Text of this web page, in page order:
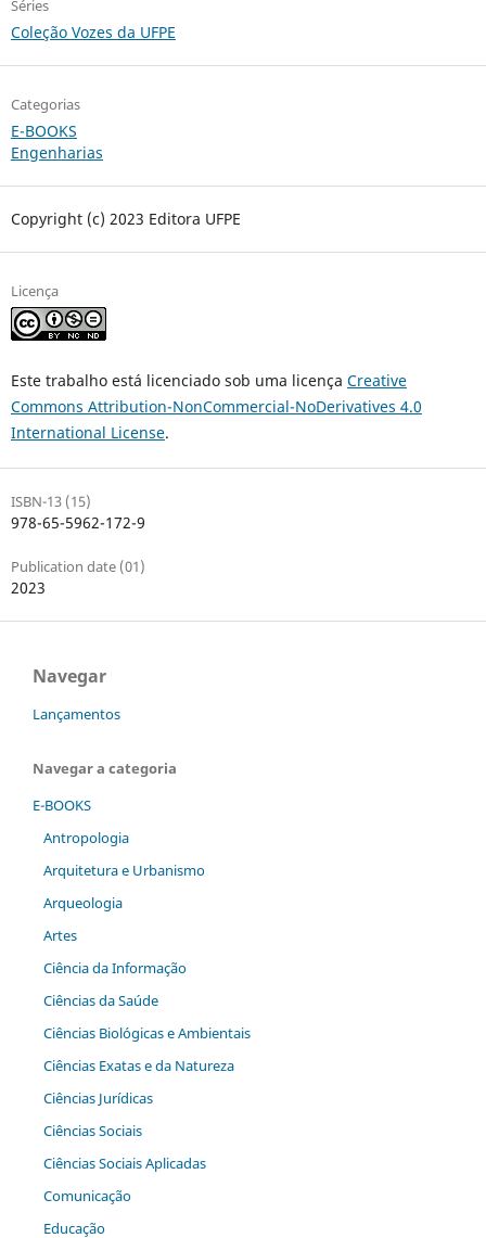
Séries
Coleção Vozes da UFPE
Categorias
E-BOOKS
Engenharias
Copyright (c) 2023 Editora UFPE
Licença
Este trabalho está licenciado sob uma licença Creative
Commons Attribution-NonCommercial-NoDerivatives 4.0
International License.
ISBN-13 (15)
978-65-5962-172-9
Publication date (01)
2023
Navegar
Lançamentos
Navegar a categoria
E-BOOKS
Antropologia
Arquitetura e Urbanismo
Arqueologia
Artes
Ciência da Informação
Ciências da Saúde
Ciências Biológicas e Ambientais
Ciências Exatas e da Natureza
Ciências Jurídicas
Ciências Sociais
Ciências Sociais Aplicadas
Comunicação
Educação